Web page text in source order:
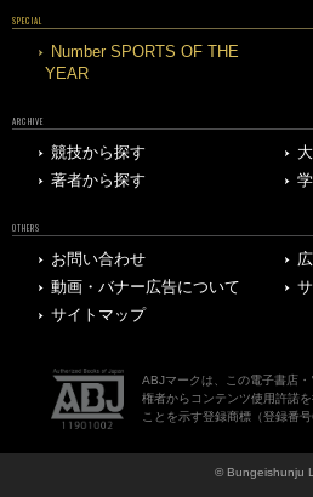
SPECIAL
Number SPORTS OF THE
YEAR
ARCHIVE
競技から探す
著者から探す
OTHERS
お問い合わせ
動画・バナー広告について
サイトマップ
ABJマークは、この電子書店
権者からコンテンツ使用許諾
ことを示す登録商標（登録番
© Bungeishunju